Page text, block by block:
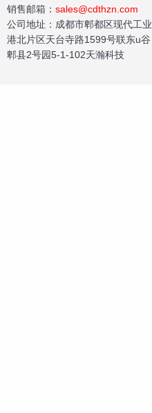
销售邮箱： sales@cdthzn.com
公司地址：成都市郫都区现代工业
港北片区天台寺路1599号联东u谷
郫县2号园5-1-102天瀚科技